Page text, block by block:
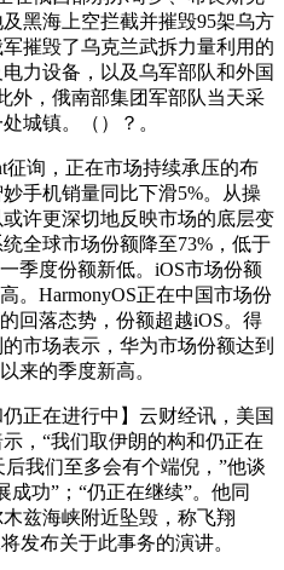
黑海上空拦截并摧毁95架乌方
摧毁了乌克兰武拆力量利用的
力设备，以及乌军部队和外国
外，俄南部集团军部队当天采
城镇。（）？。
询，正在市场持续承压的布
手机销量同比下滑5%。从操
许更深切地反映市场的底层变
全球市场份额降至73%，低于
季度份额新低。iOS市场份额
。HarmonyOS正在中国市场份
回落态势，份额超越iOS。得
市场表示，华为市场份额达到
来的季度新高。
在进行中】云财经讯，美国
，“我们取伊朗的构和仍正在
我们至多会有个端倪，”他谈
功”；“仍正在继续”。他同
兹海峡附近坠毁，称飞翔
发布关于此事务的演讲。